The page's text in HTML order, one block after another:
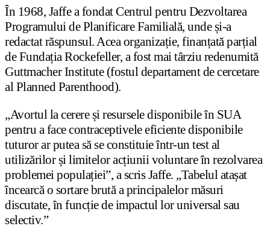
În 1968, Jaffe a fondat Centrul pentru Dezvoltarea
Programului de Planificare Familială, unde și-a
redactat răspunsul. Acea organizație, finanțată parțial
de Fundația Rockefeller, a fost mai târziu redenumită
Guttmacher Institute (fostul departament de cercetare
al Planned Parenthood).
„Avortul la cerere și resursele disponibile în SUA
pentru a face contraceptivele eficiente disponibile
tuturor ar putea să se constituie într-un test al
utilizărilor și limitelor acțiunii voluntare în rezolvarea
problemei populației”, a scris Jaffe. „Tabelul atașat
încearcă o sortare brută a principalelor măsuri
discutate, în funcție de impactul lor universal sau
selectiv.”